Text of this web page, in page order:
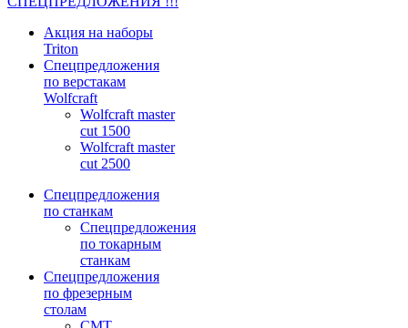
Акция на наборы
Triton
Спецпредложения
по верстакам
Wolfcraft
Wolfcraft master
cut 1500
Wolfcraft master
cut 2500
Спецпредложения
по станкам
Спецпредложения
по токарным
станкам
Спецпредложения
по фрезерным
столам